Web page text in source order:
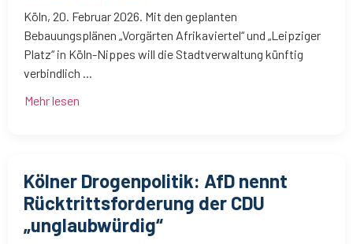
Köln, 20. Februar 2026. Mit den geplanten
Bebauungsplänen „Vorgärten Afrikaviertel“ und „Leipziger
Platz“ in Köln-Nippes will die Stadtverwaltung künftig
verbindlich ...
Mehr lesen
Kölner Drogenpolitik: AfD nennt
Rücktrittsforderung der CDU
„unglaubwürdig“